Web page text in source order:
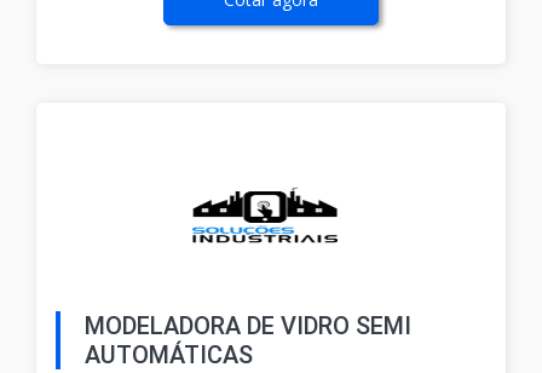
MODELADORA DE VIDRO SEMI
AUTOMÁTICAS